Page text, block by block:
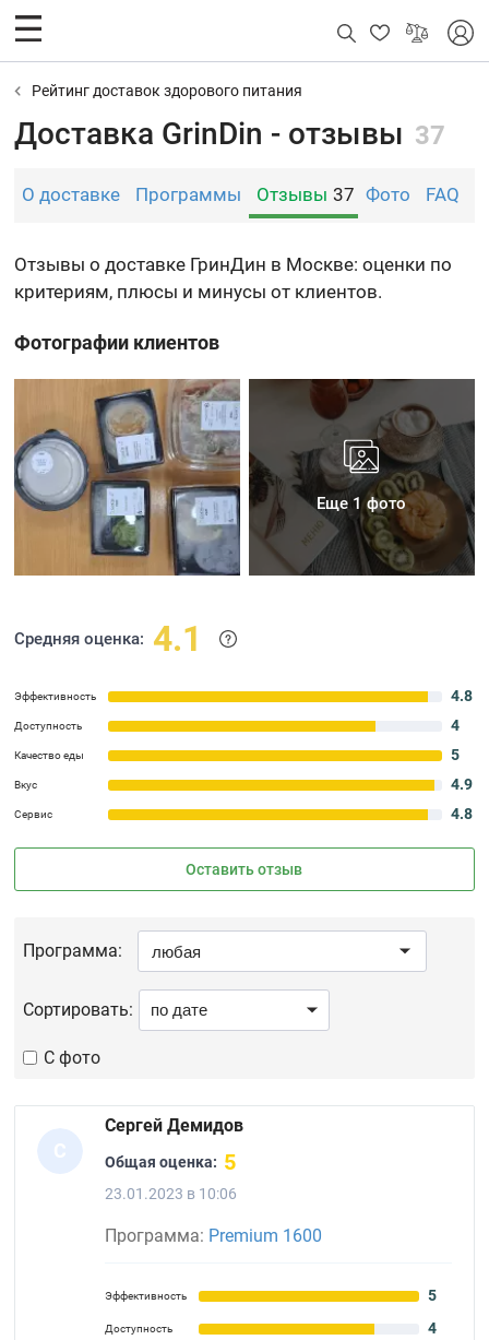
Рейтинг доставок здорового питания
Доставка GrinDin - отзывы 37
О доставке Программы Отзывы 37 Фото FAQ
Отзывы о доставке ГринДин в Москве: оценки по
критериям, плюсы и минусы от клиентов.
Фотографии клиентов
Еще 1 фото
Средняя оценка: 4.1
Эффективность 4.8
Доступность 4
Качество еды 5
Вкус 4.9
Сервис 4.8
Оставить отзыв
Программа:
С фото
Сортировать:
С
Сергей Демидов
Общая оценка: 5
23.01.2023 в 10:06
Программа: Premium 1600
Эффективность 5
Доступность 4